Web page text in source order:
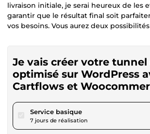
livraison initiale, je serai heureux de les
garantir que le résultat final soit
vos besoins. Vous aurez deux
Je vais créer votre
optimisé sur WordPress
Cartflows et
Service basiquepour 144,03 $US
7 jours de réalisation